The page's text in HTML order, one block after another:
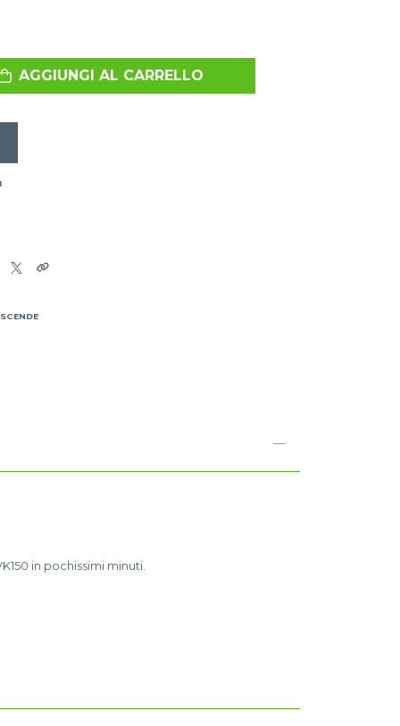
AGGIUNGI AL CARRELLO
in pochissimi minuti.